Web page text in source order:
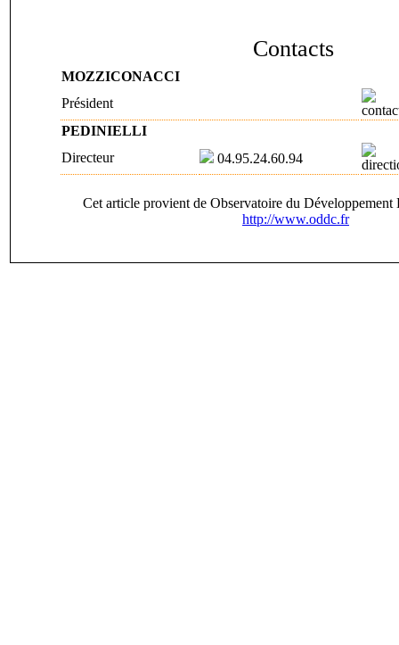
Contacts
MOZZICONACCI
Président
PEDINIELLI
Directeur
04.95.24.60.94
Cet article provient de Observatoire du Développement
http://www.oddc.fr